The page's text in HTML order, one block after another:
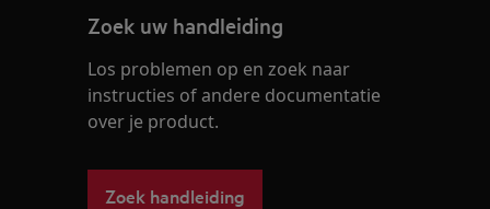
Zoek uw handleiding
Los problemen op en zoek naar
instructies of andere documentatie
over je product.
Zoek handleiding